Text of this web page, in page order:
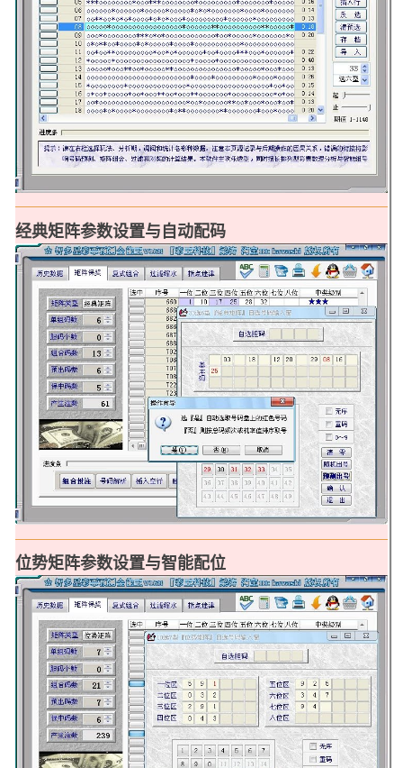
经典矩阵参数设置与自动配码
位势矩阵参数设置与智能配位